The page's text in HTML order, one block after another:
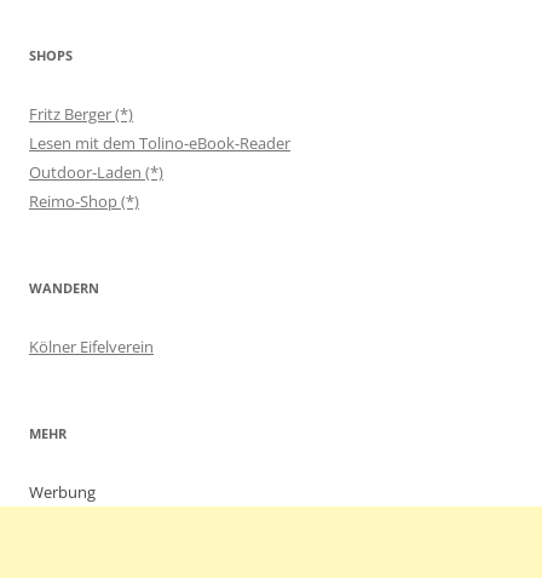
SHOPS
Fritz Berger (*)
Lesen mit dem Tolino-eBook-Reader
Outdoor-Laden (*)
Reimo-Shop (*)
WANDERN
Kölner Eifelverein
MEHR
Werbung